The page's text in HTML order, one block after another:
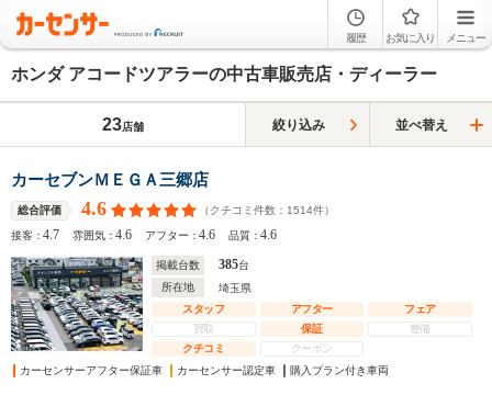
履歴 お気に入り メニュー
ホンダ アコードツアラーの中古車販売店・ディーラー
23店舗 絞り込み 並べ替え
カーセブンＭＥＧＡ三郷店
総合評価 4.6 （クチコミ件数： 1514件）
接客：4.7 雰囲気：4.6 アフター：4.6 品質：4.6
掲載台数 385台
所在地
埼玉県
スタッフ
アフター
フェア
買取
保証
整備
クチコミ
クーポン
カーセンサーアフター保証車
カーセンサー認定車 購入プラン付き車両